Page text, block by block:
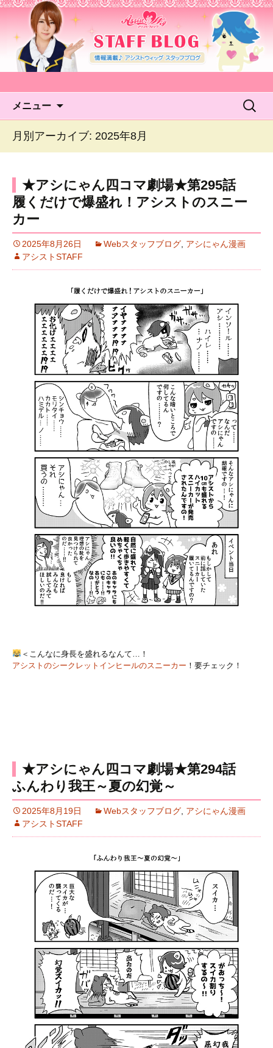
アシストウィッグ STAFF
BLOG
メニュー
検
月別アーカイブ: 2025年8月
★アシにゃん四コマ劇場★第295話
履くだけで爆盛れ！アシストのスニー
カー
2025年8月26日 Webスタッフブログ アシにゃん漫画
アシストSTAFF
＜こんなに身長を盛れるなんて…！
アシストのシークレットインヒールのスニーカー ！要チェック！
★アシにゃん四コマ劇場★第294話
ふんわり我王～夏の幻覚～
2025年8月19日 Webスタッフブログ アシにゃん漫画
アシストSTAFF